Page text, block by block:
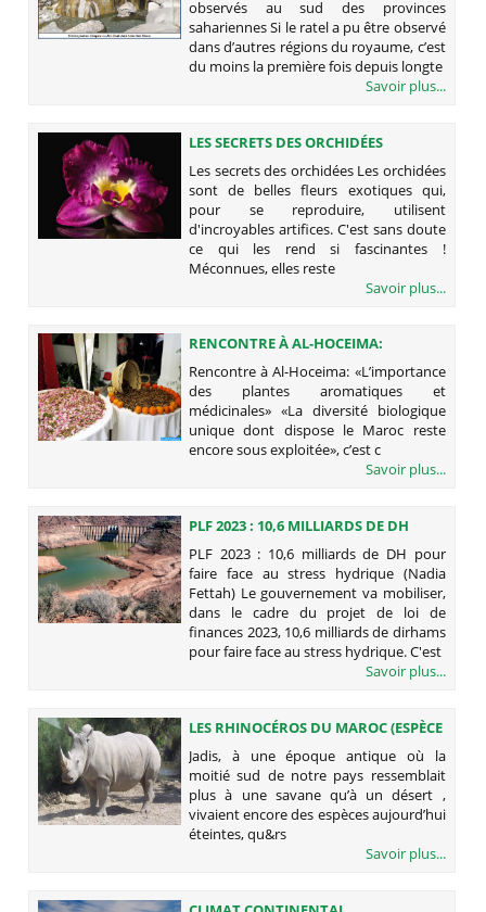
observés au sud des provinces
sahariennes Si le ratel a pu être observé
dans d’autres régions du royaume, c’est
du moins la première fois depuis longte
Savoir plus...
LES SECRETS DES ORCHIDÉES
Les secrets des orchidées Les orchidées
sont de belles fleurs exotiques qui,
pour se reproduire, utilisent
d'incroyables artifices. C'est sans doute
ce qui les rend si fascinantes !
Méconnues, elles reste
Savoir plus...
RENCONTRE À AL-HOCEIMA:
«L’IMPORTANCE DES PLANTES
AROMATIQUES ET MÉDICINALES»
Rencontre à Al-Hoceima: «L’importance
des plantes aromatiques et
médicinales» «La diversité biologique
unique dont dispose le Maroc reste
encore sous exploitée», c’est c
Savoir plus...
PLF 2023 : 10,6 MILLIARDS DE DH
POUR FAIRE FACE AU STRESS
HYDRIQUE (NADIA FETTAH)
PLF 2023 : 10,6 milliards de DH pour
faire face au stress hydrique (Nadia
Fettah) Le gouvernement va mobiliser,
dans le cadre du projet de loi de
finances 2023, 10,6 milliards de dirhams
pour faire face au stress hydrique. C'est
Savoir plus...
LES RHINOCÉROS DU MAROC (ESPÈCE
ÉTEINTE)
Jadis, à une époque antique où la
moitié sud de notre pays ressemblait
plus à une savane qu’à un désert ,
vivaient encore des espèces aujourd’hui
éteintes, qu&rs
Savoir plus...